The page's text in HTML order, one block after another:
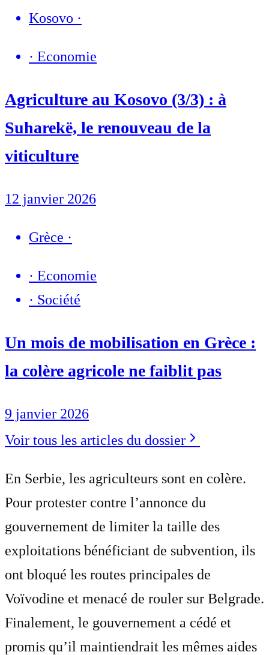
Kosovo ·
· Economie
Agriculture au Kosovo (3/3) : à
Suharekë, le renouveau de la
viticulture
12 janvier 2026
Grèce ·
· Economie
· Société
Un mois de mobilisation en Grèce :
la colère agricole ne faiblit pas
9 janvier 2026
Voir tous les articles du dossier
En Serbie, les agriculteurs sont en colère.
Pour protester contre l’annonce du
gouvernement de limiter la taille des
exploitations bénéficiant de subvention, ils
ont bloqué les routes principales de
Voïvodine et menacé de rouler sur Belgrade.
Finalement, le gouvernement a cédé et
promis qu’il maintiendrait les mêmes aides